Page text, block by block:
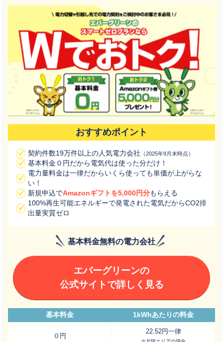
おすすめポイント
契約件数19万件以上の人気電力会社 （2025年9月末時点）
基本料金０円だから電気代は使った分だけ！
電力量料金は一律だからいくら使っても単価が上がらな
い！
新規申込でAmazonギフトを5,000円分もらえる
100%再生可能エネルギーで発電された電気だからCO2排
出量実質ゼロ
基本料金無料の電力会社
エバーグリーンの
公式サイトで詳しく見る
基本料金 1kWhあたりの料金
０円
22.52円一律